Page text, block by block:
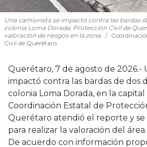
Una camioneta se impactó contra las bardas
colonia Loma Dorada; Protección Civil de
valoración de riesgos en la zona.
Civil de Querétaro
Querétaro, 7 de agosto de 2026.-
impactó contra las bardas de dos
colonia Loma Dorada, en la
Coordinación Estatal de
Querétaro atendió el reporte y
para realizar la valoración del área.
De acuerdo con información